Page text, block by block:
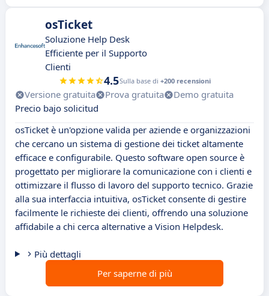
osTicket
Soluzione Help Desk
Efficiente per il Supporto
Clienti
4.5Sulla base di +200 recensioni
Versione gratuita Prova gratuita
Demo gratuita
Precio bajo solicitud
osTicket è un'opzione valida per aziende e organizzazioni
che cercano un sistema di gestione dei ticket altamente
efficace e configurabile. Questo software open source è
progettato per migliorare la comunicazione con i clienti e
ottimizzare il flusso di lavoro del supporto tecnico. Grazie
alla sua interfaccia intuitiva, osTicket consente di gestire
facilmente le richieste dei clienti, offrendo una soluzione
affidabile a chi cerca alternative a Vision Helpdesk.
Più dettagli
Per saperne di più